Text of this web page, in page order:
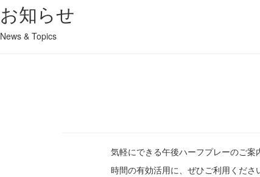
お知らせ
News & Topics
気軽にできる午後ハーフプレーのご案
時間の有効活用に、ぜひご利用くださ